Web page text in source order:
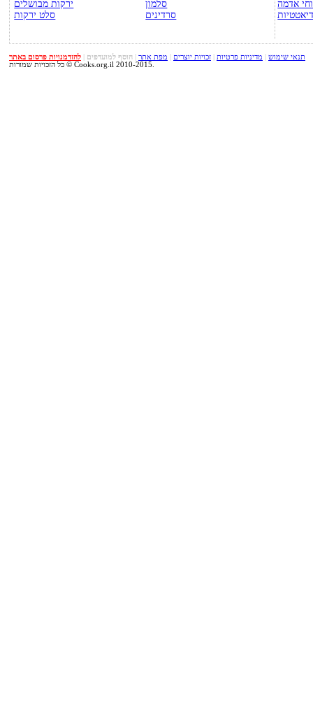
ירקות מבושלים
סלט ירקות
סלמון
סרדינים
אדמה
תנאי שימוש מדיניות פרטיות זכויות יוצרים מפת אתר הוסף למועדפים
להזדמנויות פרסום באתר
כל הזכויות שמורות © Cooks.org.il 2010-2015.